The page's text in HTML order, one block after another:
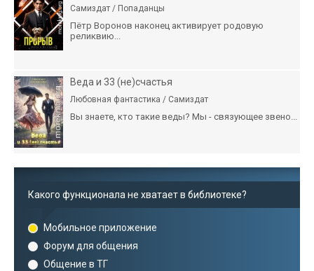
Самиздат / Попаданцы
Пётр Воронов наконец активирует родовую
реликвию...
Веда и 33 (не)счастья
Любовная фантастика / Самиздат
Вы знаете, кто такие веды? Мы - связующее звено...
Какого функционала не хватает в библиотеке?
Мобильное приложение
Форум для общения
Общение в ТГ